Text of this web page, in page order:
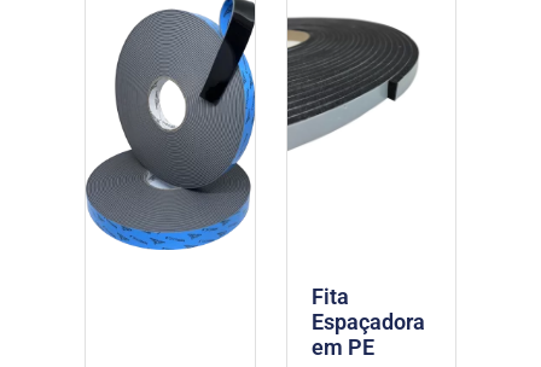
Fita
Espaçadora
em PE